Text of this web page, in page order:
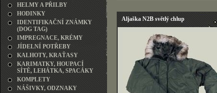
HELMY A PŘILBY
HODINKY
IDENTIFIKAČNÍ ZNÁMKY
(DOG TAG)
IMPREGNACE, KRÉMY
JÍDELNÍ POTŘEBY
KALHOTY, KRAŤASY
KARIMATKY, HOUPACÍ
SÍTĚ, LEHÁTKA, SPACÁKY
KOMPLETY
NÁŠIVKY, ODZNAKY
Aljaška N2B světlý chlup